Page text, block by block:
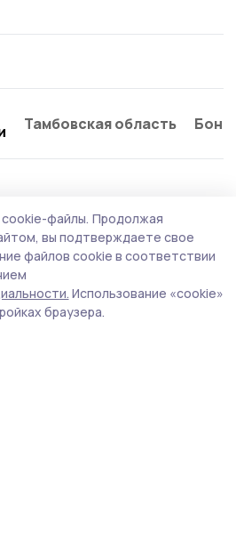
Тамбовская область
предупредили
повышение
+35 градусов.
файлы. Продолжая
вы подтверждаете свое
файлов cookie в соответствии
Использование «cookie»
браузера.